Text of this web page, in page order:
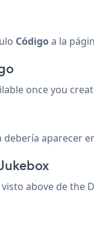
Códigoa la
once you
debería aparecer
visto above de the